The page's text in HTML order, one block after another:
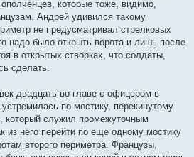
которые тоже, видимо,
Андрей удивился такому
не предусматривал стрелковых
надо было открыть ворота и лишь после
в открытых створках, что солдаты,
сделать.
двадцать во главе с офицером в
по мостику, перекинутому
который служил промежуточным
из него перейти по еще одному мостику
второго периметра. Французы,